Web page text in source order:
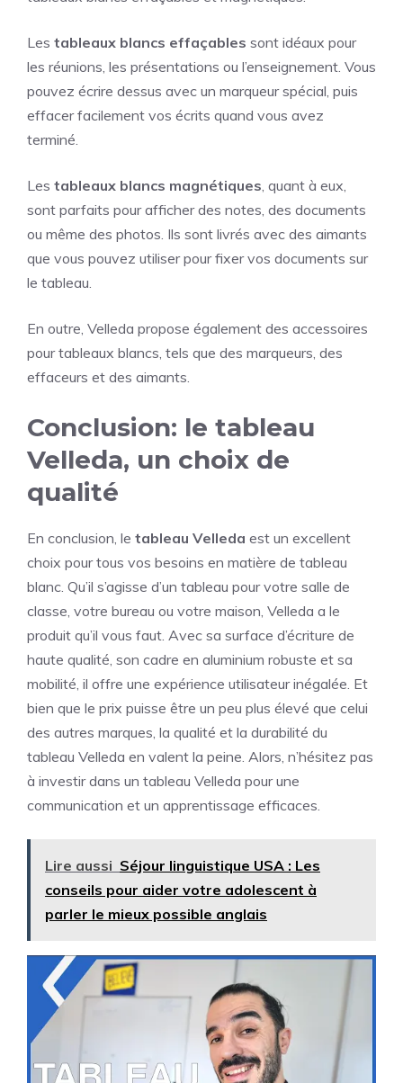
Les tableaux blancs effaçables sont idéaux pour
les réunions, les présentations ou l’enseignement. Vous
pouvez écrire dessus avec un marqueur spécial, puis
effacer facilement vos écrits quand vous avez
terminé.
Les tableaux blancs magnétiques, quant à eux,
sont parfaits pour afficher des notes, des documents
ou même des photos. Ils sont livrés avec des aimants
que vous pouvez utiliser pour fixer vos documents sur
le tableau.
En outre, Velleda propose également des accessoires
pour tableaux blancs, tels que des marqueurs, des
effaceurs et des aimants.
Conclusion: le tableau
Velleda, un choix de
qualité
En conclusion, le tableau Velleda est un excellent
choix pour tous vos besoins en matière de tableau
blanc. Qu’il s’agisse d’un tableau pour votre salle de
classe, votre bureau ou votre maison, Velleda a le
produit qu’il vous faut. Avec sa surface d’écriture de
haute qualité, son cadre en aluminium robuste et sa
mobilité, il offre une expérience utilisateur inégalée. Et
bien que le prix puisse être un peu plus élevé que celui
des autres marques, la qualité et la durabilité du
tableau Velleda en valent la peine. Alors, n’hésitez pas
à investir dans un tableau Velleda pour une
communication et un apprentissage efficaces.
Lire aussi Séjour linguistique USA : Les
conseils pour aider votre adolescent à
parler le mieux possible anglais